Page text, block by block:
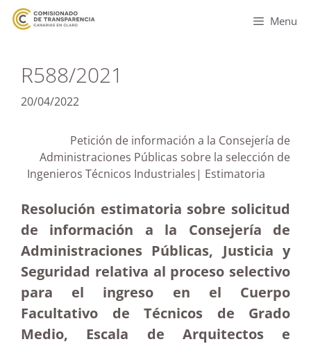
Menu
R588/2021
20/04/2022
Petición de información a la Consejería de
Administraciones Públicas sobre la selección de
Ingenieros Técnicos Industriales| Estimatoria
Resolución estimatoria sobre solicitud
de información a la Consejería de
Administraciones Públicas, Justicia y
Seguridad relativa al proceso selectivo
para el ingreso en el Cuerpo
Facultativo de Técnicos de Grado
Medio, Escala de Arquitectos e